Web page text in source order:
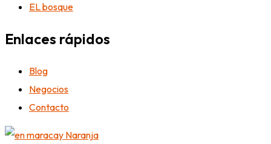
EL bosque
Enlaces rápidos
Blog
Negocios
Contacto